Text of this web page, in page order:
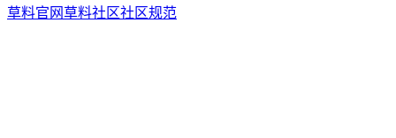
草料官网草料社区社区规范